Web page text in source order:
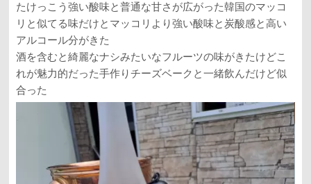
たけっこう強い酸味と普通な甘さが広がった韓国のマッコ
リと似てる味だけとマッコリより強い酸味と炭酸感と高い
アルコール分がきた
酒を含むと綺麗なナシみたいなフルーツの味がきたけどこ
れが魅力的だった手作りチーズベークと一緒飲んだけど似
合った